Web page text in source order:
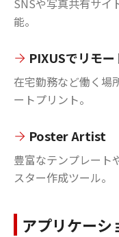
SNSや写真共有サイ
能。
PIXUSでリモ
在宅勤務など働く場
ートプリント。
Poster Artist
豊富なテンプレート
スター作成ツール。
アプリケーシ